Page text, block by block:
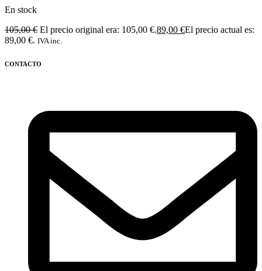
En stock
105,00€ El precio original era: 105,00 €.89,00 €El precio actual es:
89,00 €. IVA inc.
CONTACTO